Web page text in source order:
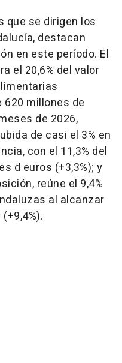
que se dirigen los
destacan
en este período. El
el 20,6% del valor
millones de
de 2026,
de casi el 3% en
con el 11,3% del
d euros (+3,3%); y
reúne el 9,4%
al alcanzar